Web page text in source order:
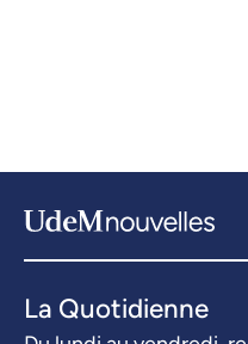
La Quotidienne